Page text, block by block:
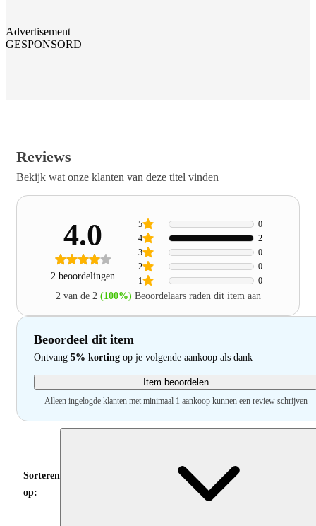
Advertisement
GESPONSORD
Reviews
Bekijk wat onze klanten van deze titel vinden
4.0
2 beoordelingen 1 0
2 0
3 0
4 2
5 0
2 van de 2 (100%) Beoordelaars raden dit item aan
Beoordeel dit item
Ontvang 5% korting op je volgende aankoop als dank
Item beoordelen
Alleen ingelogde klanten met minimaal 1 aankoop kunnen een review schrijven
Sorteren
op: